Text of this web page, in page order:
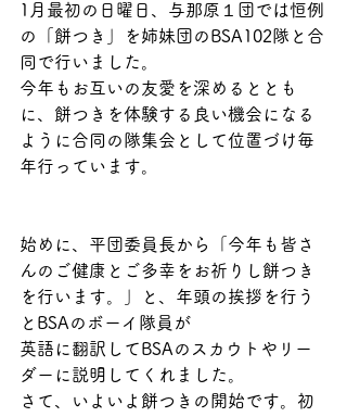
1月最初の日曜日、与那原１団では恒例
の「餅つき」を姉妹団のBSA102隊と合
同で行いました。
今年もお互いの友愛を深めるととも
に、餅つきを体験する良い機会になる
ように合同の隊集会として位置づけ毎
年行っています。
始めに、平団委員長から「今年も皆さ
んのご健康とご多幸をお祈りし餅つき
を行います。」と、年頭の挨拶を行う
とBSAのボーイ隊員が
英語に翻訳してBSAのスカウトやリー
ダーに説明してくれました。
さて、いよいよ餅つきの開始です。初